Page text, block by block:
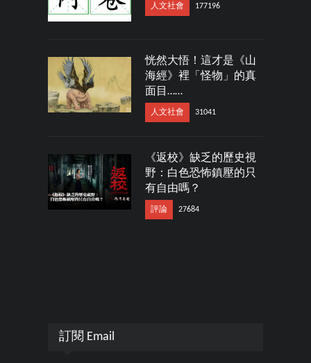
人文社會 177196
恍然大悟！這才是《山
海經》裡「怪物」的真
面目……
人文社會 31041
《返校》缺乏的歷史視
野：白色恐怖鎮壓的只
有自由嗎？
評論 27684
訂閱 Email